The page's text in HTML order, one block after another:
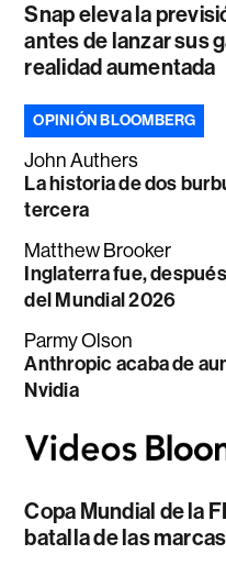
Snap eleva la
antes de lanzar sus
realidad aumentada
OPINIÓN BLOOMBERG
John Authers
La historia de dos
tercera
Matthew Brooker
Inglaterra fue,
del Mundial 2026
Parmy Olson
Anthropic acaba de
Nvidia
Copa Mundial de la
batalla de las marcas